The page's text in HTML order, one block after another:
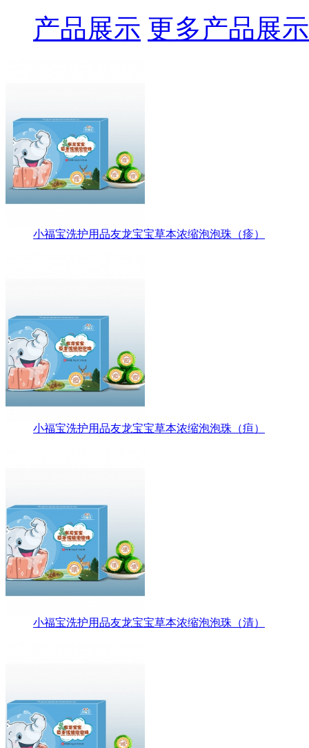
产品展示 更多产品展示
小福宝洗护用品友龙宝宝草本浓缩泡泡珠（疹）
小福宝洗护用品友龙宝宝草本浓缩泡泡珠（疸）
小福宝洗护用品友龙宝宝草本浓缩泡泡珠（清）